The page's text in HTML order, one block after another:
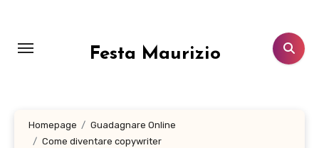
contenuto
Festa Maurizio
Homepage
Guadagnare Online
Come diventare copywriter